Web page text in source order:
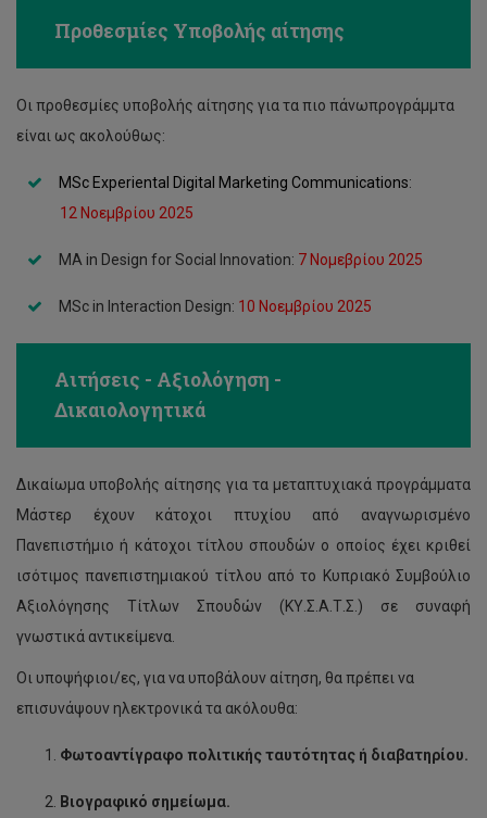
Προθεσμίες Υποβολής αίτησης
Οι προθεσμίες υποβολής αίτησης για τα πιο πάνωπρογράμμτα
είναι ως ακολούθως:
MSc Experiental Digital Marketing Communications:
12 Νοεμβρίου 2025
MA in Design for Social Innovation: 7 Νομεβρίου 2025
MSc in Interaction Design: 10 Νοεμβρίου 2025
Αιτήσεις - Αξιολόγηση -
Δικαιολογητικά
Δικαίωμα υποβολής αίτησης για τα μεταπτυχιακά προγράμματα
Μάστερ έχουν κάτοχοι πτυχίου από αναγνωρισμένο
Πανεπιστήμιο ή κάτοχοι τίτλου σπουδών ο οποίος έχει κριθεί
ισότιμος πανεπιστημιακού τίτλου από το Κυπριακό Συμβούλιο
Αξιολόγησης Τίτλων Σπουδών (ΚΥ.Σ.Α.Τ.Σ.) σε συναφή
γνωστικά αντικείμενα.
Οι υποψήφιοι/ες, για να υποβάλουν αίτηση, θα πρέπει να
επισυνάψουν ηλεκτρονικά τα ακόλουθα:
Φωτοαντίγραφο πολιτικής ταυτότητας ή διαβατηρίου.
Βιογραφικό σημείωμα.